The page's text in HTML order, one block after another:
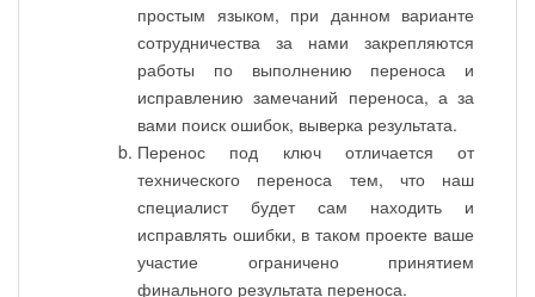
простым языком, при данном варианте
сотрудничества за нами закрепляются
работы по выполнению переноса и
исправлению замечаний переноса, а за
вами поиск ошибок, выверка результата.
Перенос под ключ отличается от
технического переноса тем, что наш
специалист будет сам находить и
исправлять ошибки, в таком проекте ваше
участие ограничено принятием
финального результата переноса.